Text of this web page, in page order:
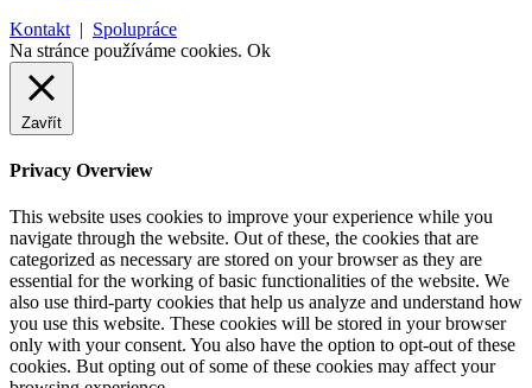
Kontakt | Spolupráce
Na stránce používáme cookies. Ok
Zavřít
Privacy Overview
This website uses cookies to improve your experience while you
navigate through the website. Out of these, the cookies that are
categorized as necessary are stored on your browser as they are
essential for the working of basic functionalities of the website. We
also use third-party cookies that help us analyze and understand how
you use this website. These cookies will be stored in your browser
only with your consent. You also have the option to opt-out of these
cookies. But opting out of some of these cookies may affect your